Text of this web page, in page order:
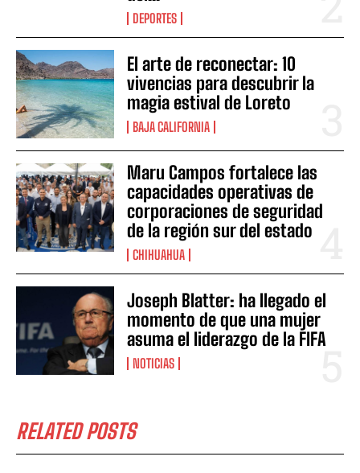
DEPORTES
El arte de reconectar: 10
vivencias para descubrir la
magia estival de Loreto
BAJA CALIFORNIA
Maru Campos fortalece las
capacidades operativas de
corporaciones de seguridad
de la región sur del estado
CHIHUAHUA
Joseph Blatter: ha llegado el
momento de que una mujer
asuma el liderazgo de la FIFA
NOTICIAS
RELATED POSTS